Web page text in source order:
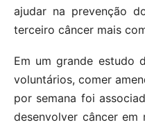
ajudar na prevenção
terceiro câncer mais
Em um grande estudo
voluntários, comer
por semana foi
desenvolver câncer em